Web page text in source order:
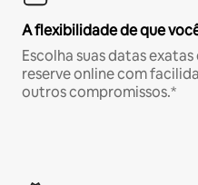
A flexibilidade de que
Escolha suas datas
reserve online com
outros compromissos.*